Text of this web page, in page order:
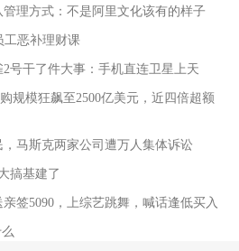
理方式：不是阿里文化该有的样子
工恶补理财课
号干了件大事：手机直连卫星上天
规模狂飙至2500亿美元，近四倍超额
马斯克两家公司遭万人集体诉讼
搞基建了
签5090，上综艺跳舞，喊话逢低买入